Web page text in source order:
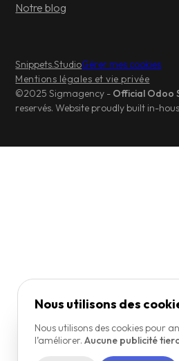
Nous utilisons des
Nous utilisons des cookies pour
l’améliorer. Aucune publicité
Notre blog
©2025 Sigmagency - Official Odoo
reservés. Website proudly built in-
Snippets.StudioGérer mes cookies
Mentions légales et vie privée